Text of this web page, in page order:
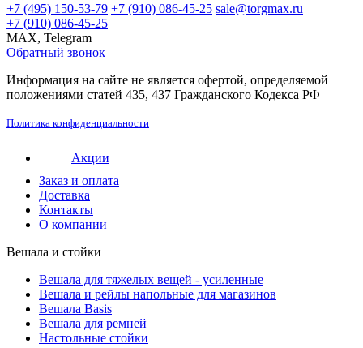
+7 (495) 150-53-79 +7 (910) 086-45-25 sale@torgmax.ru
+7 (910) 086-45-25
MAX, Telegram
Обратный звонок
Информация на сайте не является офертой, определяемой
положениями статей 435, 437 Гражданского Кодекса РФ
Политика конфиденциальности
Акции
Заказ и оплата
Доставка
Контакты
О компании
Вешала и стойки
Вешала для тяжелых вещей - усиленные
Вешала и рейлы напольные для магазинов
Вешала Basis
Вешала для ремней
Настольные стойки